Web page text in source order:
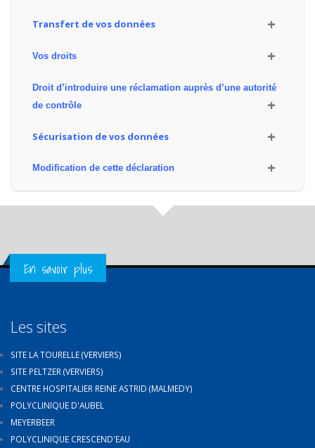
Transfert de vos données
Vos droits
Droit d’introduire une réclamation auprès d’une autorité
de contrôle
Sécurisation de vos données
Modification de cette déclaration
Get in Touch
En savoir plus
Les sites
SITE LA TOURELLE (VERVIERS)
SITE PELTZER (VERVIERS)
CENTRE HOSPITALIER REINE ASTRID (MALMEDY)
POLYCLINIQUE D'AUBEL
MEYERBEER
POLYCLINIQUE CRESCEND'EAU